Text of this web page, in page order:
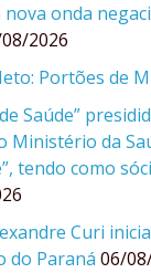
onda
2026
Portões de
Saúde”
Ministério da
tendo como
Curi
do Paraná 06/